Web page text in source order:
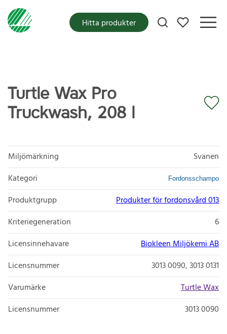
Mina favoriter
Hitta produkter
Turtle Wax Pro
Truckwash, 208 l
Miljömärkning
Svanen
Kategori
Fordonsschampo
Produktgrupp
Produkter för fordonsvård 013
Kriteriegeneration
6
Licensinnehavare
Biokleen Miljökemi AB
Licensnummer
3013 0090, 3013 0131
Varumärke
Turtle Wax
Licensnummer
3013 0090